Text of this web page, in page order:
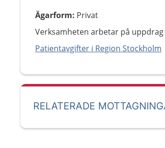
Ägarform: Privat
Verksamheten arbetar på uppdrag
Patientavgifter i Region Stockholm
RELATERADE